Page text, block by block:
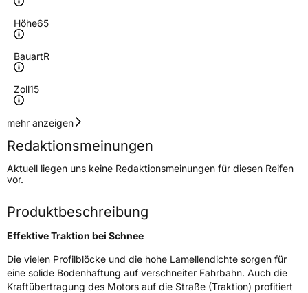
Höhe65
BauartR
Zoll15
Geschwindigkeitsindex
Höchstgeschwindigkeit
190 km/h
Lastindex84
Höchstlast500 kg
Gewicht (in kg)
7,23 kg
Generelle Merkmale
FahrzeugtypPKW
mehr anzeigen
Redaktionsmeinungen
Aktuell liegen uns keine Redaktionsmeinungen für diesen Reifen
vor.
Produktbeschreibung
Effektive Traktion bei Schnee
Die vielen Profilblöcke und die hohe Lamellendichte sorgen für
eine solide Bodenhaftung auf verschneiter Fahrbahn. Auch die
Kraftübertragung des Motors auf die Straße (Traktion) profitiert